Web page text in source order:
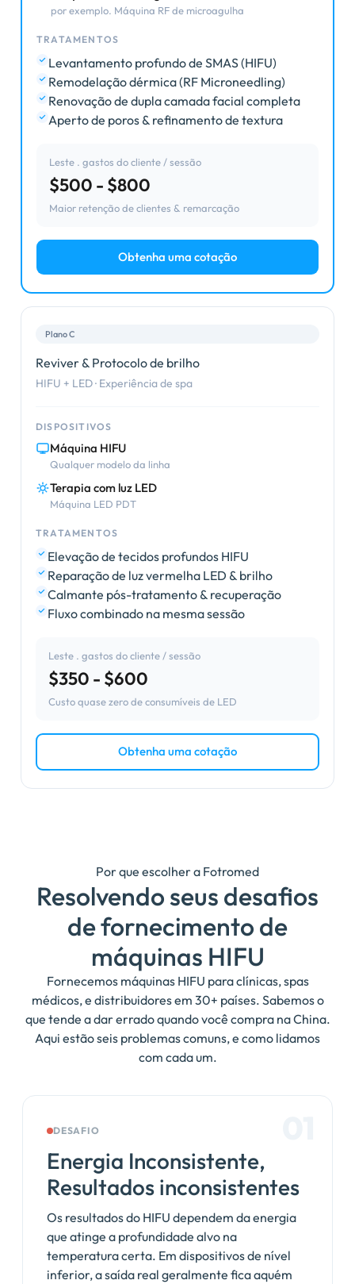
por exemplo. Máquina RF de microagulha
TRATAMENTOS
Levantamento profundo de SMAS (HIFU)
Remodelação dérmica (RF Microneedling)
Renovação de dupla camada facial completa
Aperto de poros & refinamento de textura
Leste . gastos do cliente / sessão
$500 - $800
Maior retenção de clientes & remarcação
Obtenha uma cotação
Plano C
Reviver & Protocolo de brilho
HIFU + LED · Experiência de spa
DISPOSITIVOS
Máquina HIFU
Qualquer modelo da linha
Terapia com luz LED
Máquina LED PDT
TRATAMENTOS
Elevação de tecidos profundos HIFU
Reparação de luz vermelha LED & brilho
Calmante pós-tratamento & recuperação
Fluxo combinado na mesma sessão
Leste . gastos do cliente / sessão
$350 - $600
Custo quase zero de consumíveis de LED
Obtenha uma cotação
Por que escolher a Fotromed
Resolvendo seus desafios
de fornecimento de
máquinas HIFU
Fornecemos máquinas HIFU para clínicas, spas
médicos, e distribuidores em 30+ países. Sabemos o
que tende a dar errado quando você compra na China.
Aqui estão seis problemas comuns, e como lidamos
com cada um.
DESAFIO
Energia Inconsistente,
Resultados inconsistentes
Os resultados do HIFU dependem da energia
que atinge a profundidade alvo na
temperatura certa. Em dispositivos de nível
inferior, a saída real geralmente fica aquém